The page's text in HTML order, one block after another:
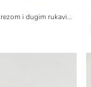
Dječji pleteni džemper s okruglim izrezom i dugim rukavima s tiskom